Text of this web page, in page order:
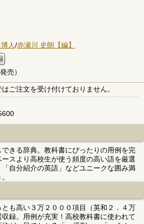
人/赤瀬川 史朗【編】
売）
ご注文を受け付けておりません。
きる辞典。教科書にぴったりの用例を完
スより高校生が使う頻度の高い語を厳選
自分紹介の英語」などユニークな囲み満
も高い３万２０００項目（英和２．４万
録。用例が充実！高校教科書に使われて